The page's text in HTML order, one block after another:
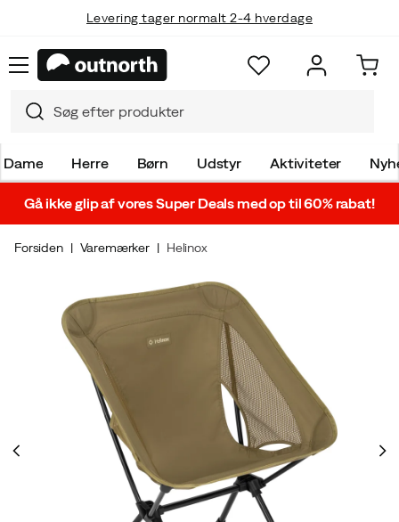
Levering tager normalt 2-4 hverdage
Dame Herre Børn Udstyr Aktiviteter
Gå ikke glip af vores Super Deals med op til 60% rabat!
Forsiden Varemærker Helinox